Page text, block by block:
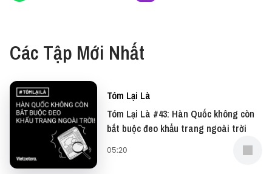
Các Tập Mới Nhất
Tóm Lại Là
Tóm Lại Là #43: Hàn Quốc không còn
bắt buộc đeo khẩu trang ngoài trời
05:20